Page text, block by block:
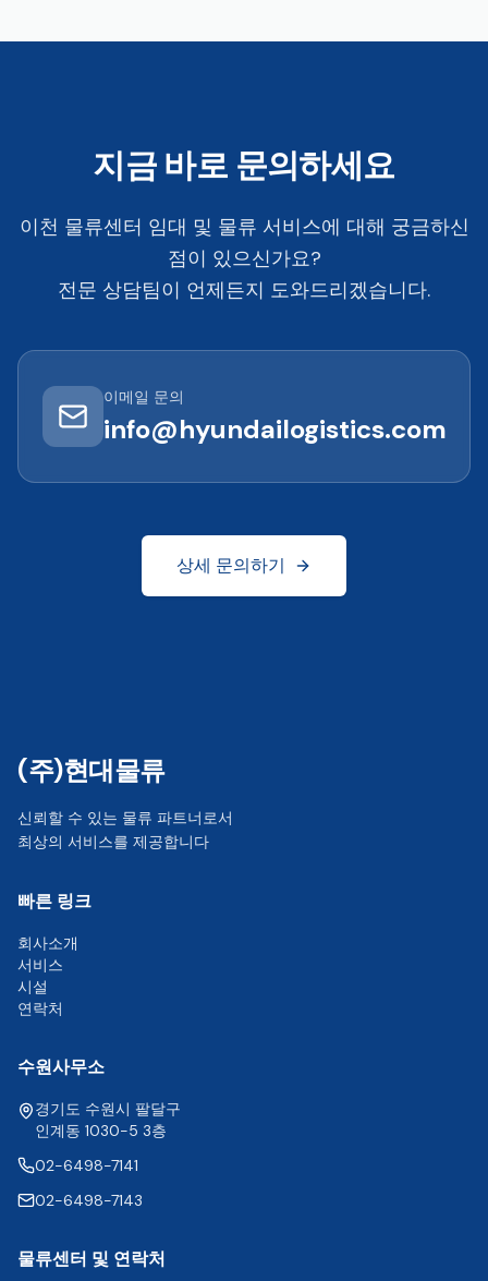
지금 바로 문의하세요
이천 물류센터 임대 및 물류 서비스에 대해 궁금하신
점이 있으신가요?
전문 상담팀이 언제든지 도와드리겠습니다.
이메일 문의
info@hyundailogistics.com
상세 문의하기
(주)현대물류
신뢰할 수 있는 물류 파트너로서
최상의 서비스를 제공합니다
빠른 링크
회사소개
서비스
시설
연락처
수원사무소
경기도 수원시 팔달구
인계동 1030-5 3층
02-6498-7141
02-6498-7143
물류센터 및 연락처